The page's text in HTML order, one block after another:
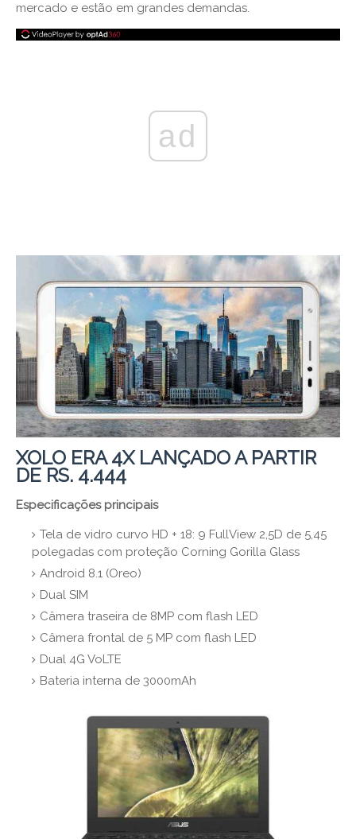
mercado e estão em grandes demandas.
ad
XOLO ERA 4X LANÇADO A PARTIR
DE RS. 4.444
Especificações principais
Tela de vidro curvo HD + 18: 9 FullView 2,5D de 5,45
polegadas com proteção Corning Gorilla Glass
Android 8.1 (Oreo)
Dual SIM
Câmera traseira de 8MP com flash LED
Câmera frontal de 5 MP com flash LED
Dual 4G VoLTE
Bateria interna de 3000mAh